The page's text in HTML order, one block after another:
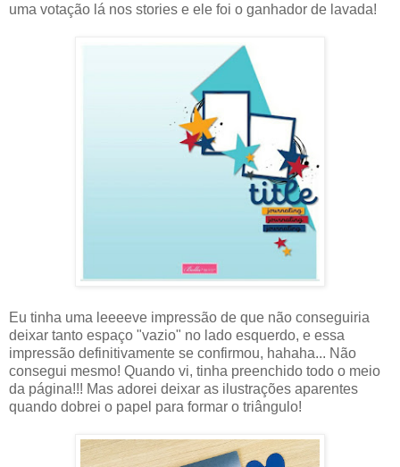
uma votação lá nos stories e ele foi o ganhador de lavada!
Eu tinha uma leeeeve impressão de que não conseguiria
deixar tanto espaço "vazio" no lado esquerdo, e essa
impressão definitivamente se confirmou, hahaha... Não
consegui mesmo! Quando vi, tinha preenchido todo o meio
da página!!! Mas adorei deixar as ilustrações aparentes
quando dobrei o papel para formar o triângulo!